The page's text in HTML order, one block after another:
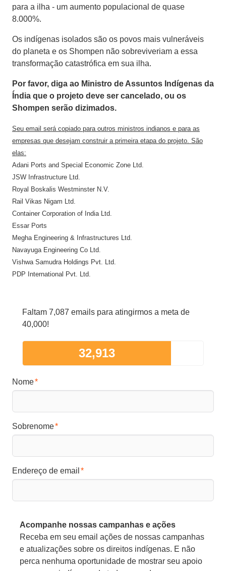
para a ilha - um aumento populacional de quase
8.000%.
Os indígenas isolados são os povos mais vulneráveis
do planeta e os Shompen não sobreviveriam a essa
transformação catastrófica em sua ilha.
Por favor, diga ao Ministro de Assuntos Indígenas da
Índia que o projeto deve ser cancelado, ou os
Shompen serão dizimados.
Seu email será copiado para outros ministros indianos e para as
empresas que desejam construir a primeira etapa do projeto. São
elas:
Adani Ports and Special Economic Zone Ltd.
JSW Infrastructure Ltd.
Royal Boskalis Westminster N.V.
Rail Vikas Nigam Ltd.
Container Corporation of India Ltd.
Essar Ports
Megha Engineering & Infrastructures Ltd.
Navayuga Engineering Co Ltd.
Vishwa Samudra Holdings Pvt. Ltd.
PDP International Pvt. Ltd.
Faltam 7,087 emails para atingirmos a meta de
40,000!
32,913
Nome
Sobrenome
Endereço de email
Acompanhe nossas campanhas e ações
Receba em seu email ações de nossas campanhas
e atualizações sobre os direitos indígenas. E não
perca nenhuma oportunidade de mostrar seu apoio